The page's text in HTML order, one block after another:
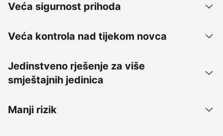
Veća sigurnost prihoda
Veća kontrola nad tijekom novca
Jedinstveno rješenje za više
smještajnih jedinica
Manji rizik